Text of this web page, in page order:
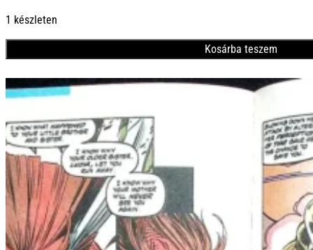
1 készleten
Kosárba teszem